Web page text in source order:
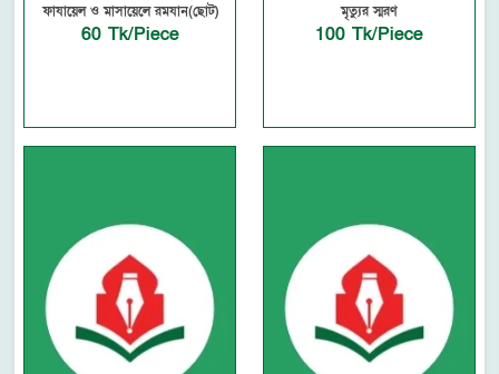
ফাযায়েল ও মাসায়েলে রমযান(ছোট)
60 Tk/Piece
মৃত্যুর স্মরণ
100 Tk/Piece